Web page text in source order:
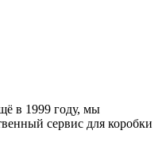
в 1999 году, мы
сервис для коробки